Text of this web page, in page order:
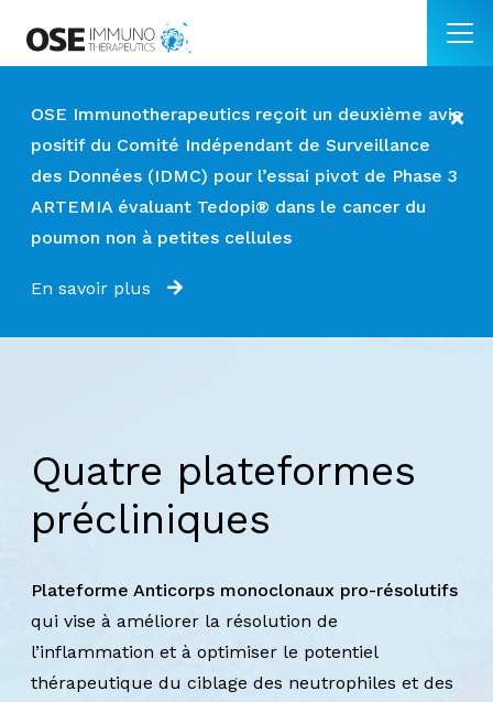
OSE Immunotherapeutics reçoit un deuxième avis
positif du Comité Indépendant de Surveillance
des Données (IDMC) pour l’essai pivot de Phase 3
ARTEMIA évaluant Tedopi® dans le cancer du
poumon non à petites cellules
En savoir plus
Quatre plateformes
précliniques
Plateforme Anticorps monoclonaux pro-résolutifs
qui vise à améliorer la résolution de
l’inflammation et à optimiser le potentiel
thérapeutique du ciblage des neutrophiles et des